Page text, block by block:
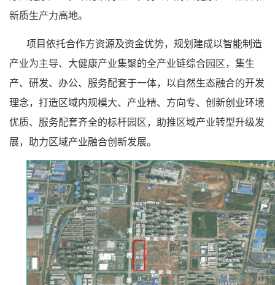
新质生产力高地。
项目依托合作方资源及资金优势，规划建成以智能制造
产业为主导、大健康产业集聚的全产业链综合园区，集生
产、研发、办公、服务配套于一体，以自然生态融合的开发
理念，打造区域内规模大、产业精、方向专、创新创业环境
优质、服务配套齐全的标杆园区，助推区域产业转型升级发
展，助力区域产业融合创新发展。